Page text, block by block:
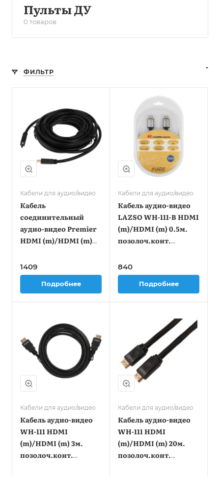
Пульты ДУ
0 товаров
ФИЛЬТР
Кабели для аудио/видео
Кабель
соединительный
аудио-видео Premier
HDMI (m)/HDMI (m)
10.0)
1409
Подробнее
Кабели для аудио/видео
Кабель аудио-видео
LAZSO WH-111-B HDMI
(m)/HDMI (m) 0.5м.
позолоч.конт.
111(0,5M)-B)
840
Подробнее
Кабели для аудио/видео
Кабель аудио-видео
WH-111 HDMI
(m)/HDMI (m) 3м.
позолоч.конт.
Кабели для аудио/видео
Кабель аудио-видео
WH-111 HDMI
(m)/HDMI (m) 20м.
позолоч.конт.